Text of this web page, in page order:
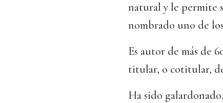
natural y le permite
nombrado uno de
Es autor de más de
titular, o cotitular,
Ha sido